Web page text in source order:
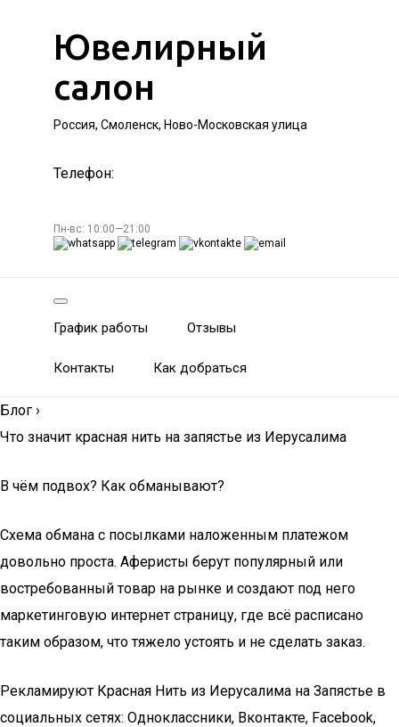
Ювелирный
салон
Россия, Смоленск, Ново-Московская улица
Телефон:
Пн-вс: 10:00—21:00
График работы Отзывы
Контакты Как добраться
Блог ›
Что значит красная нить на запястье из Иерусалима
В чём подвох? Как обманывают?
Схема обмана с посылками наложенным платежом
довольно проста. Аферисты берут популярный или
востребованный товар на рынке и создают под него
маркетинговую интернет страницу, где всё расписано
таким образом, что тяжело устоять и не сделать заказ.
Рекламируют Красная Нить из Иерусалима на Запястье в
социальных сетях: Одноклассники, Вконтакте, Facebook,